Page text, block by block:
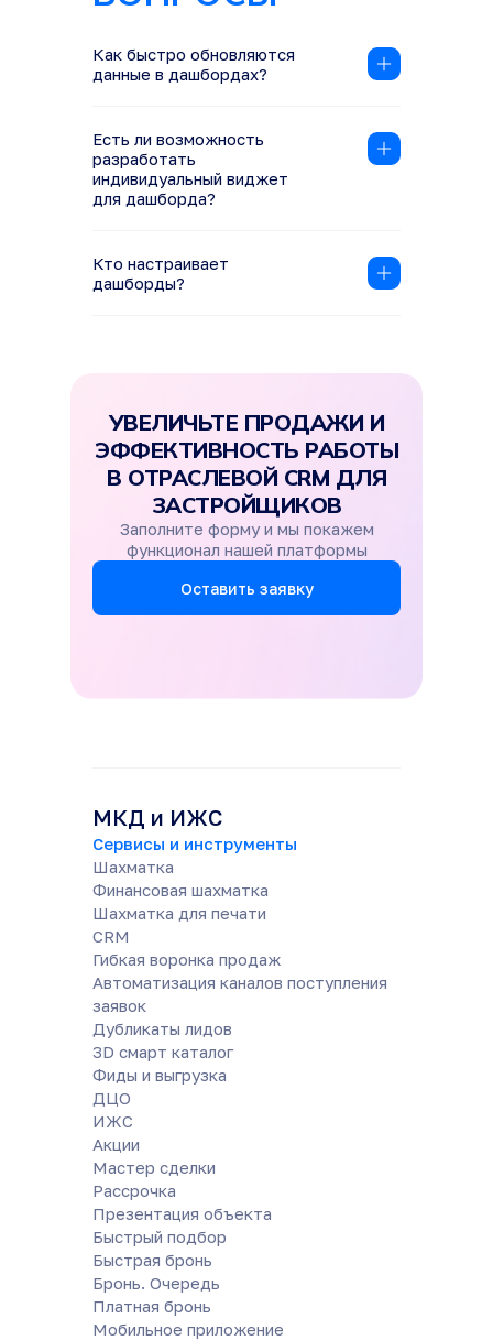
Как быстро обновляются
данные в дашбордах?
Есть ли возможность
разработать
индивидуальный виджет
для дашборда?
Кто настраивает
дашборды?
выбрать те из них, которые подошли
и задачам.
УВЕЛИЧЬТЕ ПРОДАЖИ И
ЭФФЕКТИВНОСТЬ РАБОТЫ
В ОТРАСЛЕВОЙ CRM ДЛЯ
ЗАСТРОЙЩИКОВ
Заполните форму и мы покажем
функционал нашей платформы
Оставить заявку
МКД и ИЖС
Сервисы и инструменты
Шахматка
Финансовая шахматка
Шахматка для печати
CRM
Гибкая воронка продаж
Автоматизация каналов поступления
заявок
Дубликаты лидов
3D смарт каталог
Фиды и выгрузка
ДЦО
ИЖС
Акции
Мастер сделки
Рассрочка
Презентация объекта
Быстрый подбор
Быстрая бронь
Бронь. Очередь
Платная бронь
Мобильное приложение